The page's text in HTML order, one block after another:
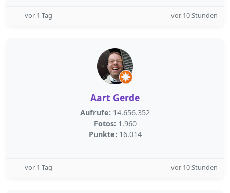
vor 1 Tag vor 10 Stunden
Aart Gerde
Aufrufe: 14.656.352
Fotos: 1.960
Punkte: 16.014
vor 1 Tag vor 10 Stunden